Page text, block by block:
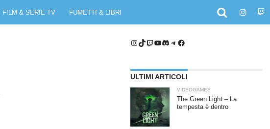
FILM & SERIE TV FUMETTI & LIBRI
Instagram
TikTok
Twitch
YouTube
Discord
Telegram
Facebook
ULTIMI ARTICOLI
VIDEOGAMES
The Green Light – La
tempesta è dentro